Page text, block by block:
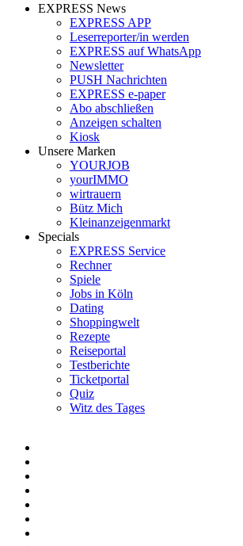
EXPRESS News
EXPRESS APP
Leserreporter/in werden
EXPRESS auf WhatsApp
Newsletter
PUSH Nachrichten
EXPRESS e-paper
Abo abschließen
Anzeigen schalten
Kiosk
Unsere Marken
YOURJOB
yourIMMO
wirtrauern
Bütz Mich
Kleinanzeigenmarkt
Specials
EXPRESS Service
Rechner
Spiele
Jobs in Köln
Dating
Shoppingwelt
Rezepte
Reiseportal
Testberichte
Ticketportal
Quiz
Witz des Tages